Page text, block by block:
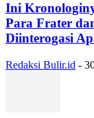
Ini
Para Frater
Diinterogasi
Redaksi Bulir.id -